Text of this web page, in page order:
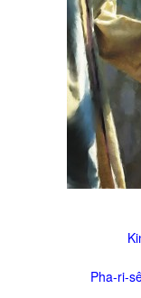
Được Làm
Đến với Ba
Trên Đường
Thao Luyện
Xin Cho Con
Tài Liệu
Chú Giải
Khóa HD
Pha-ri-